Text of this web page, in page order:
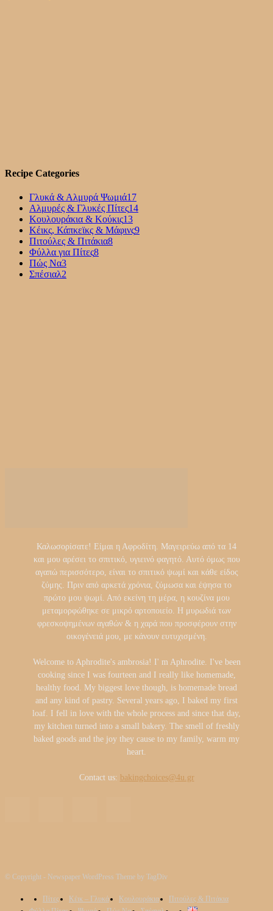
Recipe Categories
Γλυκά & Αλμυρά Ψωμιά17
Αλμυρές & Γλυκές Πίτες14
Κουλουράκια & Κούκις13
Κέικς, Κάπκεϊκς & Μάφινς9
Πιτούλες & Πιτάκια8
Φύλλα για Πίτες8
Πώς Να3
Σπέσιαλ2
Καλωσορίσατε! Είμαι η Αφροδίτη. Μαγειρεύω από τα 14
και μου αρέσει το σπιτικό, υγιεινό φαγητό. Αυτό όμως που
αγαπώ περισσότερο, είναι το σπιτικό ψωμί και κάθε είδος
ζύμης. Πριν από αρκετά χρόνια, ζύμωσα και έψησα το
πρώτο μου ψωμί. Από εκείνη τη μέρα, η κουζίνα μου
μεταμορφώθηκε σε μικρό αρτοποιείο. Η μυρωδιά των
φρεσκοψημένων αγαθών & η χαρά που προσφέρουν στην
οικογένειά μου, με κάνουν ευτυχισμένη.
Welcome to Aphrodite's ambrosia! I' m Aphrodite. I've been
cooking since I was fourteen and I really like homemade,
healthy food. My biggest love though, is homemade bread
and any kind of pastry. Several years ago, I baked my first
loaf. I fell in love with the whole process and since that day,
my kitchen turned into a small bakery. The smell of freshly
baked goods and the joy they cause to my family, warm my
heart.
Contact us: bakingchoices@4u.gr
© Copyright - Newspaper WordPress Theme by TagDiv
Πίτες Κέικ – Γλυκά Κουλουράκια
Πιτούλες & Πιτάκια